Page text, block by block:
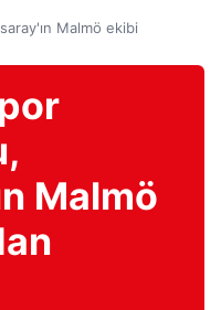
Malmö ekibi
Malmö